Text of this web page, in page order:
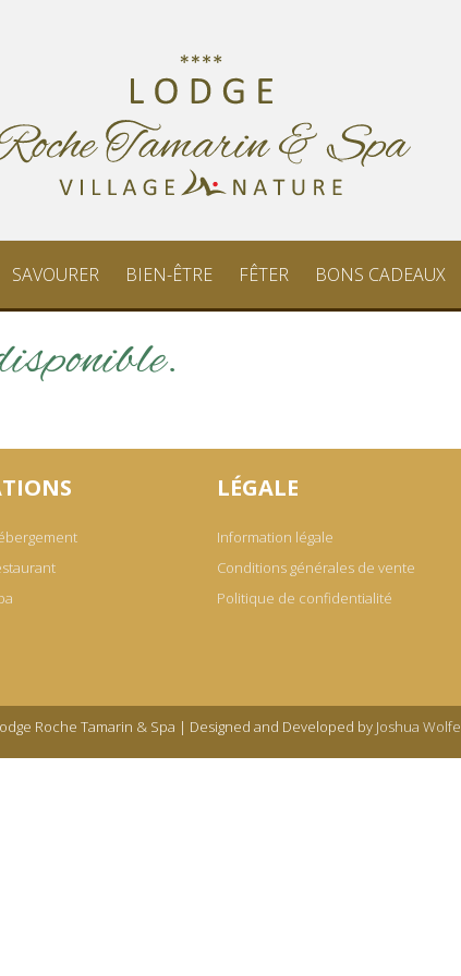
SAVOURER BIEN-ÊTRE FÊTER BONS CADEAUX
LÉGALE
Information légale
Conditions générales de vente
Politique de confidentialité
Roche Tamarin & Spa | Designed and Developed by Joshua Wolfe